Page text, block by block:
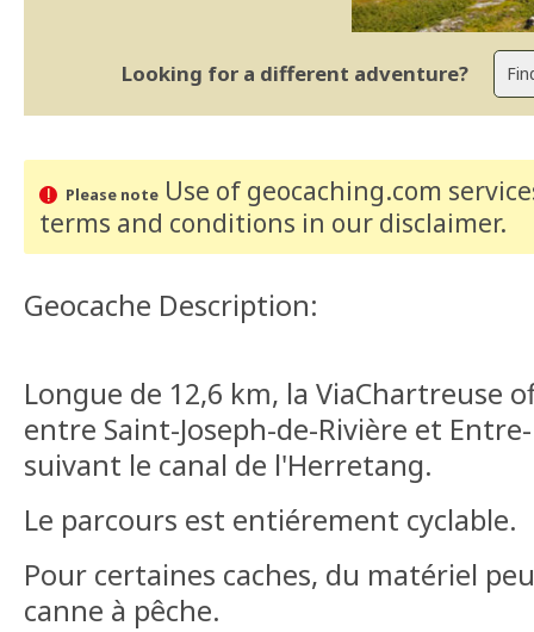
Looking for a different adventure?
Please noteUse of geocaching.com
terms and conditions in our disclaimer.
Geocache Description:
Longue de 12,6 km, la ViaChartreuse
entre Saint-Joseph-de-Rivière et
suivant le canal de l'Herretang.
Le parcours est entiérement cyclable.
Pour certaines caches, du matériel
canne à pêche.